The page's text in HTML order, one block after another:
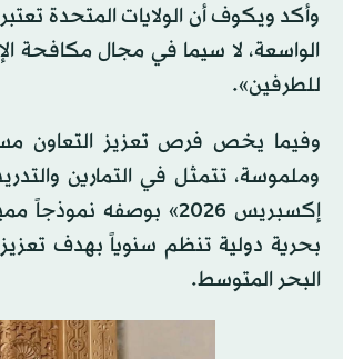
وأكد ويكوف أن الولايات المتحدة
الواسعة، لا سيما في مجال مكافحة
للطرفين».
وفيما يخص فرص تعزيز التعاون
وملموسة، تتمثل في التمارين
إكسبريس 2026» بوصفه
بحرية دولية تنظم سنوياً بهدف تعزيز
البحر المتوسط.